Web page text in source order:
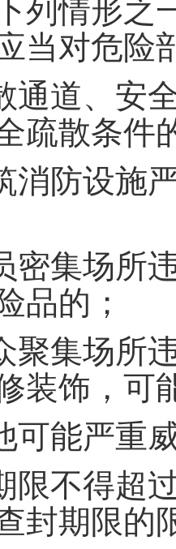
列情形之
当对危险
通道、安
疏散条件
消防设施
密集场所
品的；
聚集场所
装饰，可
可能严重
限不得超
封期限的